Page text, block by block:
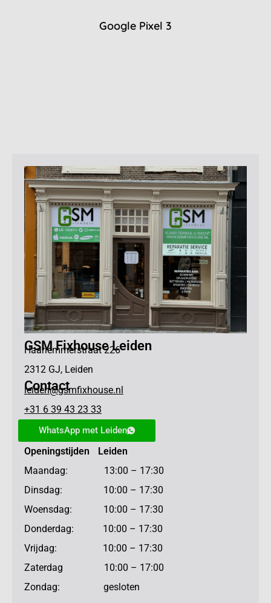
Google Pixel 3
GSM Fixhouse Leiden
Haarlemmerstraat 226
2312 GJ, Leiden
Contact
leiden@gsmfixhouse.nl
+31 6 39 43 23 33
WhatsApp met Leiden
Openingstijden Leiden
Maandag: 13:00 – 17:30
Dinsdag: 10:00 – 17:30
Woensdag: 10:00 – 17:30
Donderdag: 10:00 – 17:30
Vrijdag: 10:00 – 17:30
Zaterdag 10:00 – 17:00
Zondag: gesloten